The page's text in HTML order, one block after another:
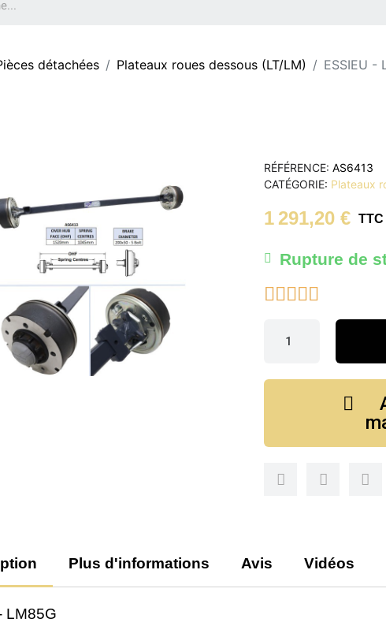
détachées Plateaux roues dessous (LT/LM) ESSIEU -
RÉFÉRENCE AS6413
CATÉGORIE Plateaux
1 291,20 € TTC
Rupture de
    
Plus d'informations Avis Vidéos
LM85G